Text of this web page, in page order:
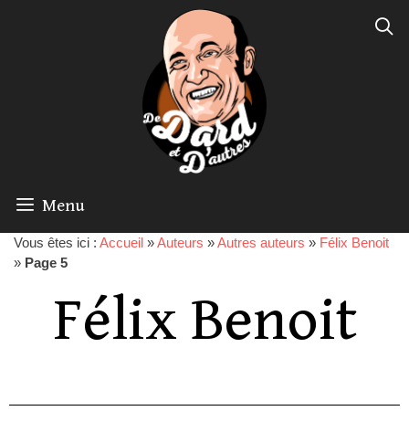
Menu
Vous êtes ici : Accueil »Auteurs »Autres auteurs » Félix Benoit
» Page 5
Félix Benoit